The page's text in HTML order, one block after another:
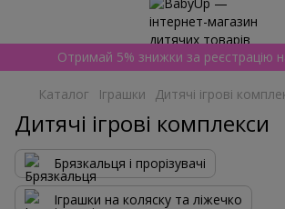
Отримай 5% знижки за реєстрацію
Каталог Іграшки Дитячі ігрові
Дитячі ігрові комплекси
Брязкальця і прорізувачі
Іграшки на коляску та ліжечко